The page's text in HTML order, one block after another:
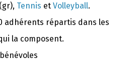
(gr), Tennis et Volleyball.
adhérents répartis dans les
la composent.